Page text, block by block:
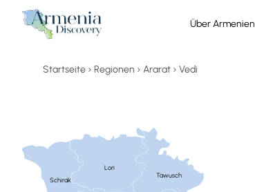
Über Armenien
Startseite Regionen Ararat Vedi
Schirak
Lori
Tawusch